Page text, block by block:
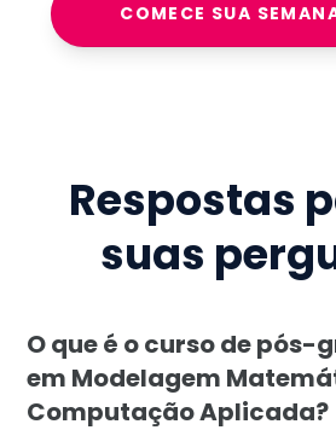
COMECE SUA
Respostas
suas
O que é o curso de pós-
em Modelagem
Computação Aplicada?